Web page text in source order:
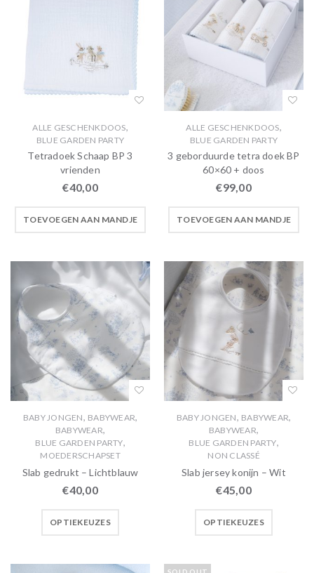
ALLE GESCHENKDOOS,
BLUE GARDEN PARTY
Tetradoek Schaap BP 3
vrienden
€40,00
TOEVOEGEN AAN MANDJE
ALLE GESCHENKDOOS,
BLUE GARDEN PARTY
3 geborduurde tetra doek BP
60×60 + doos
€99,00
TOEVOEGEN AAN MANDJE
BABY JONGEN, BABYWEAR,
BABYWEAR,
BLUE GARDEN PARTY,
MOEDERSCHAPSET
Slab gedrukt – Lichtblauw
€40,00
OPTIEKEUZES
BABY JONGEN, BABYWEAR,
BABYWEAR,
BLUE GARDEN PARTY,
NON CLASSÉ
Slab jersey konijn – Wit
€45,00
OPTIEKEUZES